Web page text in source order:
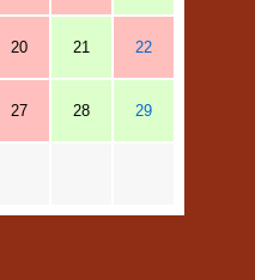
20 21 22
27 28 29